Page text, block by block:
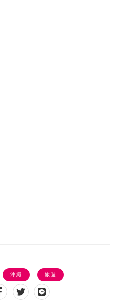
沖繩 旅遊